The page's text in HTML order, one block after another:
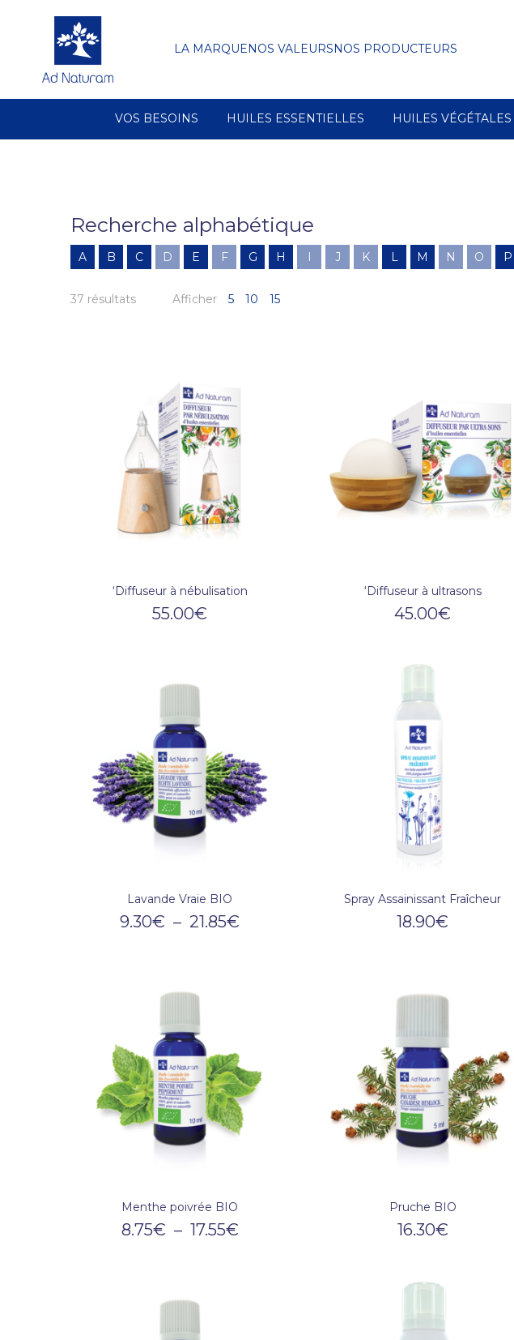
LA MARQUENOS VALEURSNOS PRODUCTEURS
VOS BESOINS HUILES ESSENTIELLES HUILES VÉGÉTALES
Recherche alphabétique
A B C D E F G H I J K L M N O P
37 résultats Afficher 5 10 15
‘Diffuseur à nébulisation
55.00€
‘Diffuseur à ultrasons
45.00€
Lavande Vraie BIO
9.30€ – 21.85€
Spray Assainissant Fraîcheur
18.90€
Menthe poivrée BIO
8.75€ – 17.55€
Pruche BIO
16.30€